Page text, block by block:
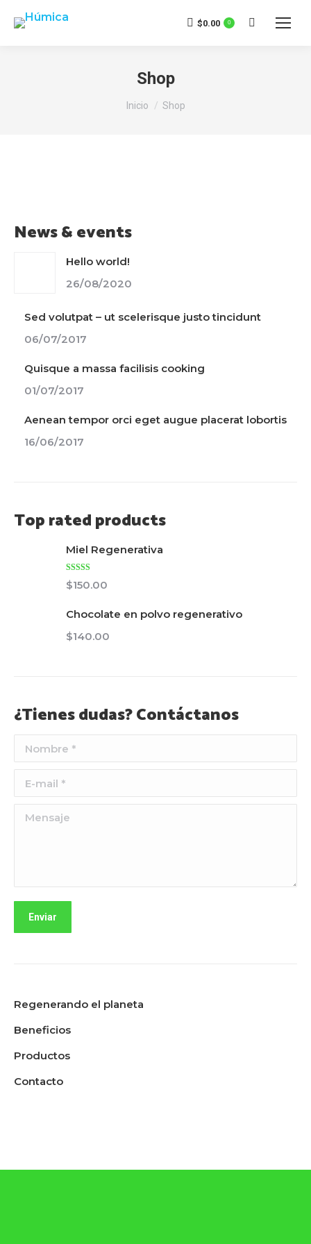
$0.00 0 Buscar:
Shop
Estás aquí:
Inicio Shop
News & events
Hello world!
26/08/2020
Sed volutpat – ut scelerisque justo tincidunt
06/07/2017
Quisque a massa facilisis cooking
01/07/2017
Aenean tempor orci eget augue placerat lobortis
16/06/2017
Top rated products
Miel Regenerativa
Valorado
con5.00de
$150.00
Chocolate en polvo regenerativo
$140.00
¿Tienes dudas? Contáctanos
Nombre *
E-mail *
Mensaje
Enviar
Regenerando el planeta
Beneficios
Productos
Contacto